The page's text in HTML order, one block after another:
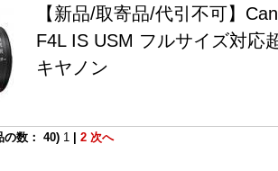
【新品/取寄品/代引不可】
F4L IS USM フルサイズ対応
キヤノン
数： 40) 1 2 次へ